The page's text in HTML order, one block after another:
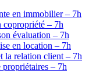
en immobilier – 7h
copropriété – 7h
évaluation – 7h
en location – 7h
la relation client – 7h
– 7h